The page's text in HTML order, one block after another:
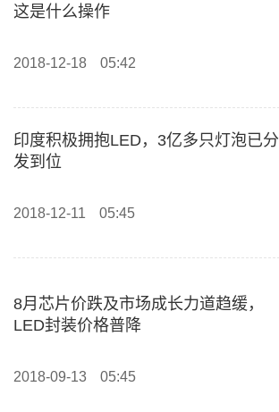
这是什么操作
2018-12-18 05:42
印度积极拥抱LED，3亿多只灯泡已分
发到位
2018-12-11 05:45
8月芯片价跌及市场成长力道趋缓，
LED封装价格普降
2018-09-13 05:45